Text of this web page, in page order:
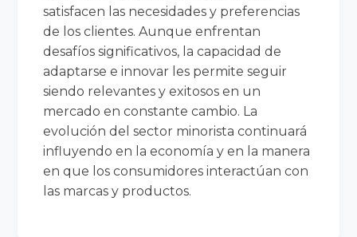
satisfacen las necesidades y preferencias
de los clientes. Aunque enfrentan
desafíos significativos, la capacidad de
adaptarse e innovar les permite seguir
siendo relevantes y exitosos en un
mercado en constante cambio. La
evolución del sector minorista continuará
influyendo en la economía y en la manera
en que los consumidores interactúan con
las marcas y productos.